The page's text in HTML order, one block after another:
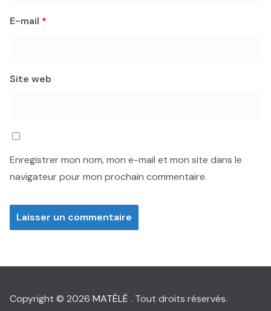
E-mail *
Site web
Enregistrer mon nom, mon e-mail et mon site dans le
navigateur pour mon prochain commentaire.
Copyright © 2026 MATÉLÉ . Tout droits réservés.